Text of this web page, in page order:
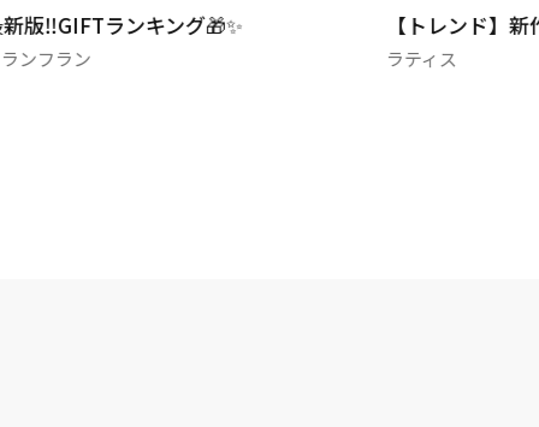
版‼️GIFTランキング🎁✨
ンフラン
【トレンド】
ラティス